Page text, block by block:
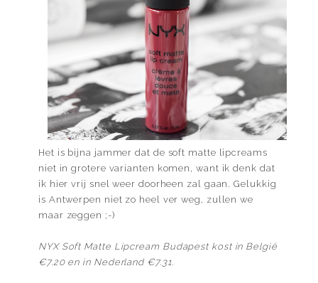
Het is bijna jammer dat de soft matte lipcreams
niet in grotere varianten komen, want ik denk dat
ik hier vrij snel weer doorheen zal gaan. Gelukkig
is Antwerpen niet zo heel ver weg, zullen we
maar zeggen ;-)
NYX Soft Matte Lipcream Budapest kost in België
€7.20 en in Nederland €7.31.